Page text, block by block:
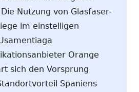
Nutzung von Glasfaser-
im einstelligen
Orange
sich den Vorsprung
Spaniens